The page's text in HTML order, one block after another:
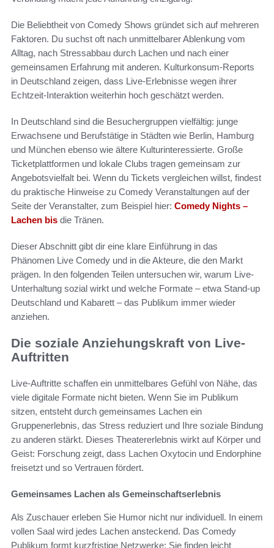
Die Beliebtheit von Comedy Shows gründet sich auf mehreren
Faktoren. Du suchst oft nach unmittelbarer Ablenkung vom
Alltag, nach Stressabbau durch Lachen und nach einer
gemeinsamen Erfahrung mit anderen. Kulturkonsum-Reports
in Deutschland zeigen, dass Live-Erlebnisse wegen ihrer
Echtzeit-Interaktion weiterhin hoch geschätzt werden.
In Deutschland sind die Besuchergruppen vielfältig: junge
Erwachsene und Berufstätige in Städten wie Berlin, Hamburg
und München ebenso wie ältere Kulturinteressierte. Große
Ticketplattformen und lokale Clubs tragen gemeinsam zur
Angebotsvielfalt bei. Wenn du Tickets vergleichen willst, findest
du praktische Hinweise zu Comedy Veranstaltungen auf der
Seite der Veranstalter, zum Beispiel hier: Comedy Nights –
Lachen bis die Tränen.
Dieser Abschnitt gibt dir eine klare Einführung in das
Phänomen Live Comedy und in die Akteure, die den Markt
prägen. In den folgenden Teilen untersuchen wir, warum Live-
Unterhaltung sozial wirkt und welche Formate – etwa Stand-up
Deutschland und Kabarett – das Publikum immer wieder
anziehen.
Die soziale Anziehungskraft von Live-
Auftritten
Live-Auftritte schaffen ein unmittelbares Gefühl von Nähe, das
viele digitale Formate nicht bieten. Wenn Sie im Publikum
sitzen, entsteht durch gemeinsames Lachen ein
Gruppenerlebnis, das Stress reduziert und Ihre soziale Bindung
zu anderen stärkt. Dieses Theatererlebnis wirkt auf Körper und
Geist: Forschung zeigt, dass Lachen Oxytocin und Endorphine
freisetzt und so Vertrauen fördert.
Gemeinsames Lachen als Gemeinschaftserlebnis
Als Zuschauer erleben Sie Humor nicht nur individuell. In einem
vollen Saal wird jedes Lachen ansteckend. Das Comedy
Publikum formt kurzfristige Netzwerke; Sie finden leicht